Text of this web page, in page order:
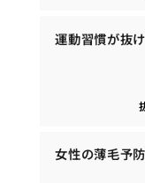
運動習慣が抜
女性の薄毛予